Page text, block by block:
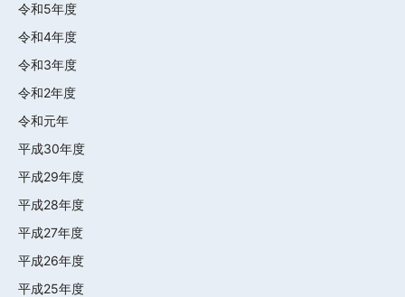
令和5年度
令和4年度
令和3年度
令和2年度
令和元年
平成30年度
平成29年度
平成28年度
平成27年度
平成26年度
平成25年度